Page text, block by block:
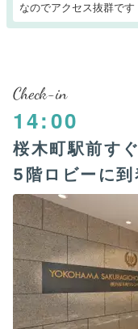
なのでアクセス抜群です
Check-in
14:00
桜木町駅前すぐ
5階ロビーに到